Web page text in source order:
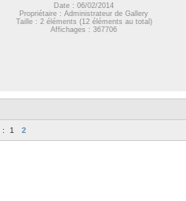
Date : 06/02/2014
Propriétaire : Administrateur de Gallery
Taille : 2 éléments (12 éléments au total)
Affichages : 367706
: 1 2